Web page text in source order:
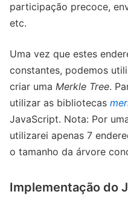
participação precoce,
etc.
Uma vez que estes
constantes, podemos
criar uma Merkle Tree.
utilizar as bibliotecas
JavaScript. Nota: Por
utilizarei apenas 7
o tamanho da árvore
Implementação do